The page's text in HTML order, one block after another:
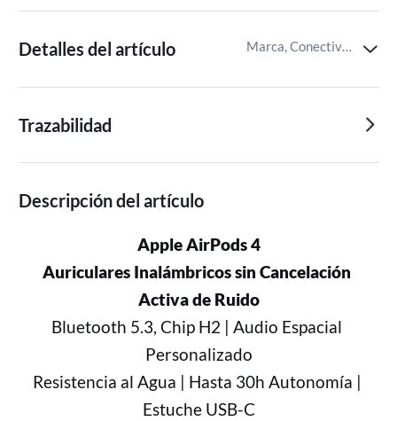
Detalles del artículo Marca, Conectividad,Componentes incluidos para auriculares
Trazabilidad
Descripción del artículo
Apple AirPods 4
Auriculares Inalámbricos sin Cancelación
Activa de Ruido
Bluetooth 5.3, Chip H2 | Audio Espacial
Personalizado
Resistencia al Agua | Hasta 30h Autonomía |
Estuche USB-C